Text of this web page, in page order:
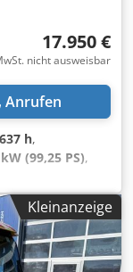
17.950 €
nicht ausweisbar
Anrufen
h,
(99,25 PS),
2.450
,
,
Kleinanzeige